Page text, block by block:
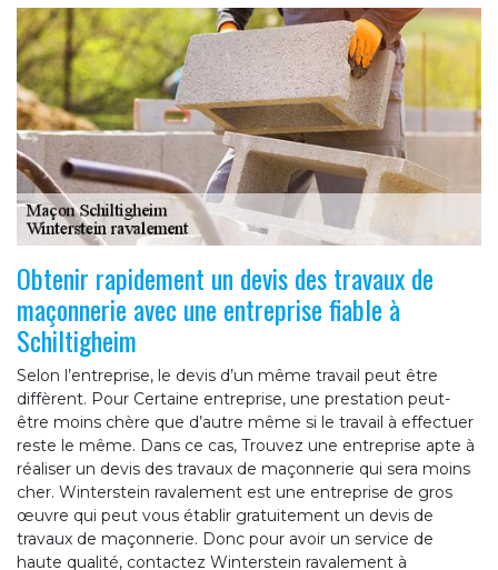
Obtenir rapidement un devis des travaux de
maçonnerie avec une entreprise fiable à
Schiltigheim
Selon l’entreprise, le devis d’un même travail peut être
diffèrent. Pour Certaine entreprise, une prestation peut-
être moins chère que d’autre même si le travail à effectuer
reste le même. Dans ce cas, Trouvez une entreprise apte à
réaliser un devis des travaux de maçonnerie qui sera moins
cher. Winterstein ravalement est une entreprise de gros
œuvre qui peut vous établir gratuitement un devis de
travaux de maçonnerie. Donc pour avoir un service de
haute qualité, contactez Winterstein ravalement à